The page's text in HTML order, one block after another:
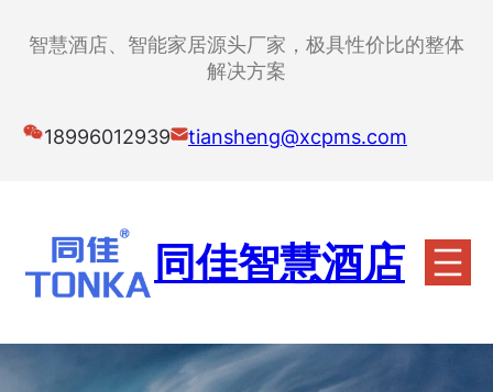
智慧酒店、智能家居源头厂家，极具性价比的整体
解决方案
18996012939 tiansheng@xcpms.com
同佳智慧酒店